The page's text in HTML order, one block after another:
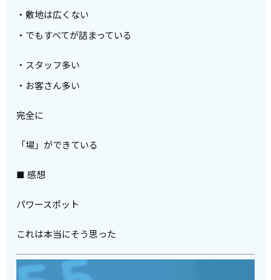
・敷地は広くない
・でもすべてが詰まっている
・スタッフ多い
・お客さん多い
完全に
「場」ができている
■ 感想
パワースポット
これは本当にそう思った